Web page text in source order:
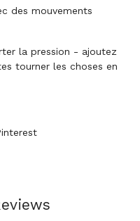
des mouvements
la pression - ajoutez
tourner les choses en